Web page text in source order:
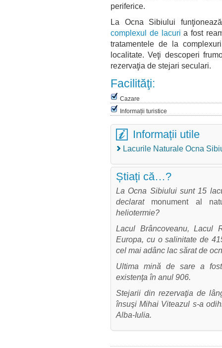
periferice.
La Ocna Sibiului
complexul de lacuri a fost
tratamentele de la
localitate. Veţi descoperi
rezervaţia de stejari seculari.
Facilităţi:
Cazare
Informații turistice
Informații utile
Lacurile Naturale Ocna
Știați că…?
La Ocna Sibiului sunt 15
declarat monument al
heliotermie?
Lacul Brâncoveanu, Lacul
Europa, cu o salinitate de
cel mai adânc lac sărat de
Ultima mină de sare a
existenţa în anul 906.
Stejarii din rezervaţia de
însuşi Mihai Viteazul s-a
Alba-Iulia.